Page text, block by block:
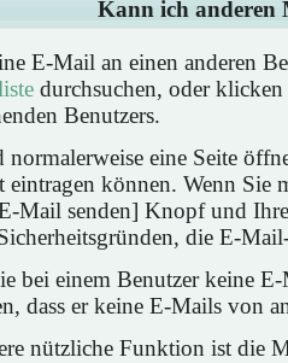
Kann ich anderen
E-Mail an einen anderen
durchsuchen, oder
Benutzers.
normalerweise eine Seite
eintragen können. Wenn
Mail senden] Knopf und
die E-
bei einem Benutzer keine
dass er keine E-Mails von
nützliche Funktion ist die